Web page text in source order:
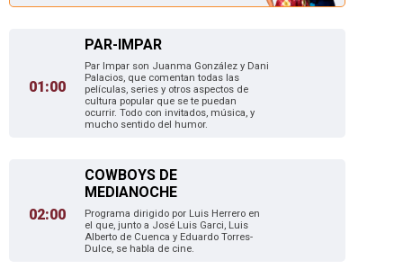
01:00
PAR-IMPAR
Par Impar son Juanma González y Dani
Palacios, que comentan todas las
películas, series y otros aspectos de
cultura popular que se te puedan
ocurrir. Todo con invitados, música, y
mucho sentido del humor.
02:00
COWBOYS DE
MEDIANOCHE
Programa dirigido por Luis Herrero en
el que, junto a José Luis Garci, Luis
Alberto de Cuenca y Eduardo Torres-
Dulce, se habla de cine.